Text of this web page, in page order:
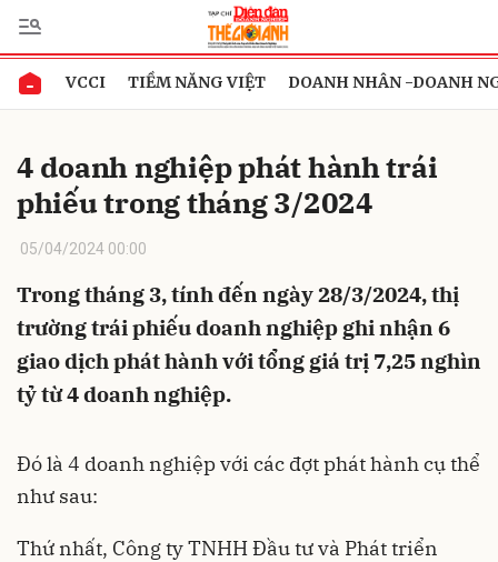
VCCI TIỀM NĂNG VIỆT DOANH NHÂN -DOANH
4 doanh nghiệp phát hành trái
phiếu trong tháng 3/2024
05/04/2024 00:00
Trong tháng 3, tính đến ngày 28/3/2024, thị
trường trái phiếu doanh nghiệp ghi nhận 6
giao dịch phát hành với tổng giá trị 7,25 nghìn
tỷ từ 4 doanh nghiệp.
Đó là 4 doanh nghiệp với các đợt phát hành cụ thể
như sau:
Thứ nhất, Công ty TNHH Đầu tư và Phát triển
Gửi bình luận
Hủy Gửi